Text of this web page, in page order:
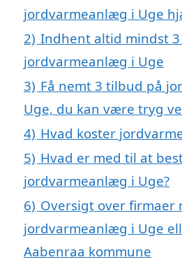
jordvarmeanlæg i Uge
2) Indhent altid mindst
jordvarmeanlæg i Uge
3) Få nemt 3 tilbud på
Uge, du kan være tryg
4) Hvad koster
5) Hvad er med til at
jordvarmeanlæg i Uge?
6) Oversigt over firmaer
jordvarmeanlæg i Uge
Aabenraa kommune